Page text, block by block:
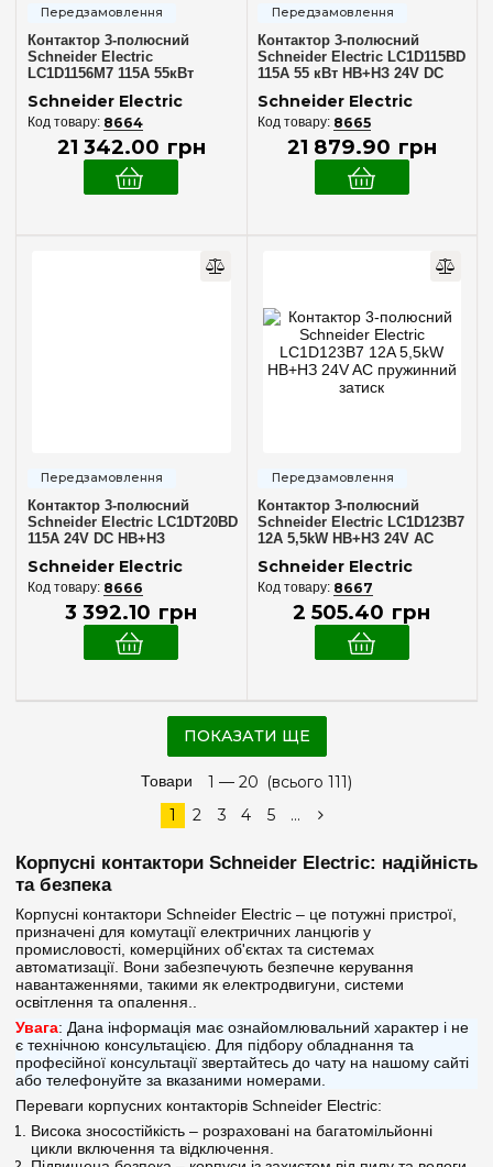
Контактор 3-полюсний
Schneider Electric
LC1D1156M7 115А 55кВт
НВ+НЗ 220В AC під
кільцевий наконечник
Schneider Electric
8664
21 342.00 грн
Контактор 3-полюсний
Schneider Electric LC1D115BD
115А 55 кВт НВ+НЗ 24V DC
гвинтовий затиск
Schneider Electric
8665
21 879.90 грн
Контактор 3-полюсний
Schneider Electric LC1DT20BD
115А 24V DC НВ+НЗ
Schneider Electric
8666
3 392.10 грн
Контактор 3-полюсний
Schneider Electric LC1D123B7
12A 5,5kW НВ+НЗ 24V AC
Schneider Electric
8667
2 505.40 грн
ПОКАЗАТИ ЩЕ
Товари 1 — 20 (всього 111)
1
2 3 4 5 ...
Корпусні контактори Schneider Electric: надійність
та безпека
Корпусні контактори Schneider Electric – це потужні пристрої,
призначені для комутації електричних ланцюгів у
промисловості, комерційних об'єктах та системах
автоматизації. Вони забезпечують безпечне керування
навантаженнями, такими як електродвигуни, системи
освітлення та опалення..
Увага: Дана інформація має ознайомлювальний характер і не
є технічною консультацією. Для підбору обладнання та
професійної консультації звертайтесь до чату на нашому сайті
або телефонуйте за вказаними номерами.
Переваги корпусних контакторів Schneider Electric:
Висока зносостійкість – розраховані на багатомільйонні
цикли включення та відключення.